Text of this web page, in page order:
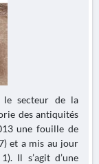
le secteur de la
des antiquités
une fouille de
et a mis au jour
Il s’agit d’une